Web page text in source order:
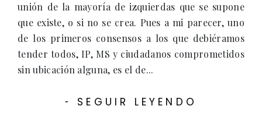
unión de la mayoría de izquierdas que se supone
que existe, o si no se crea. Pues a mi parecer, uno
de los primeros consensos a los que debiéramos
tender todos, IP, MS y ciudadanos comprometidos
sin ubicación alguna, es el de...
- SEGUIR LEYENDO